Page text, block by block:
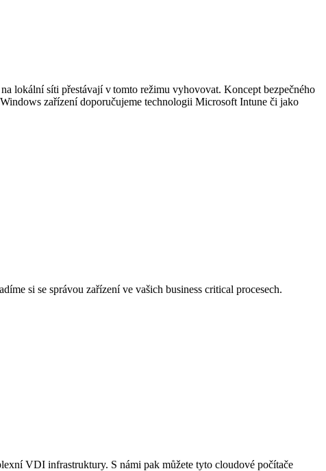
lokální síti přestávají v tomto režimu vyhovovat. Koncept bezpečného
zařízení doporučujeme technologii Microsoft Intune či jako
si se správou zařízení ve vašich business critical procesech.
VDI infrastruktury. S námi pak můžete tyto cloudové počítače